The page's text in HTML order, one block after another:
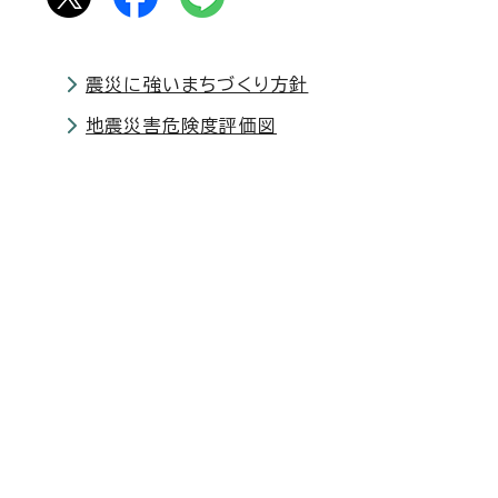
震災に強いまちづくり方針
地震災害危険度評価図